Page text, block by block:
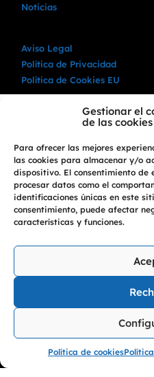
Gestionar el
de las cookies
Para ofrecer las mejores
las cookies para almacenar y/o
dispositivo. El consentimiento de
procesar datos como el
identificaciones únicas en este
consentimiento, puede afectar
características y funciones.
Política de cookies
Noticias
Aviso Legal
Política de Privacidad
Política de Cookies EU
Óptica, Audiología y